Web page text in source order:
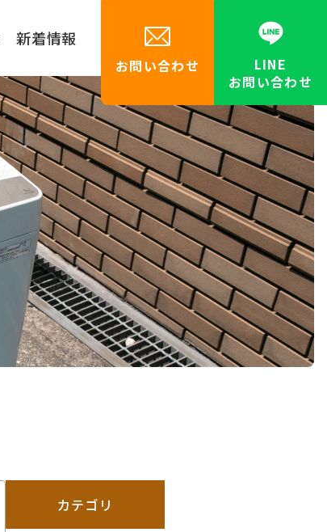
新着情報
お問い合わせ
LINE
お問い合わせ
カテゴリ